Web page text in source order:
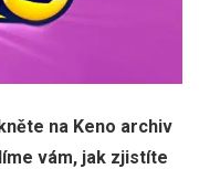
na Keno archiv
vám, jak zjistíte